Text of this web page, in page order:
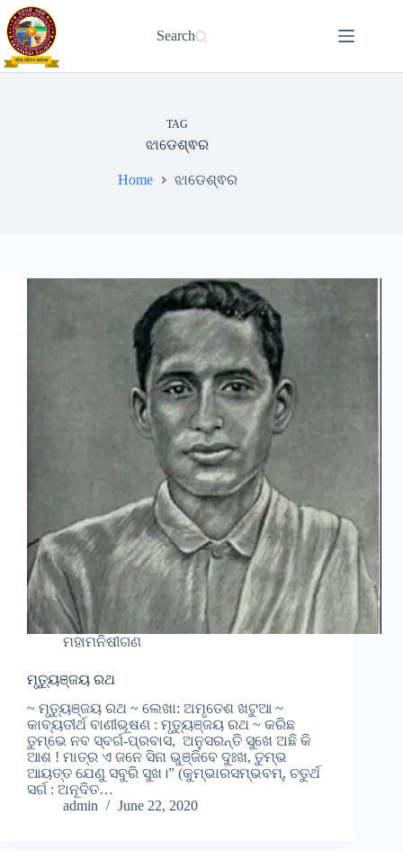
Skip
to
content
Search
TAG
ଝାଡେଶ୍ଵର
Home ଝାଡେଶ୍ଵର
ମହାମନିଷୀଗଣ
ମୃତ୍ୟୁଞ୍ଜୟ ରଥ
~ ମୃତ୍ୟୁଞ୍ଜୟ ରଥ ~ ଲେଖା: ଅମୃତେଶ ଖଟୁଆ ~
କାବ୍ୟତୀର୍ଥ ବାଣୀଭୂଷଣ : ମୃତ୍ୟୁଞ୍ଜୟ ରଥ ~ କରିଛ
ତୁମ୍ଭେ ନବ ସ୍ବର୍ଗ-ପ୍ରବାସ, ଅନୁସରନ୍ତି ସୁଖେ ଅଛି କି
ଆଶ ! ମାତ୍ର ଏ ଜନେ ସିନା ଭୁଞ୍ଜିବେ ଦୁଃଖ, ତୁମ୍ଭ
ଆୟତ୍ତ ଯେଣୁ ସବୁରି ସୁଖ।” (କୁମ୍ଭାରସମ୍ଭବମ୍, ଚତୁର୍ଥ
ସର୍ଗ : ଅନୂଦିତ…
admin
June 22, 2020